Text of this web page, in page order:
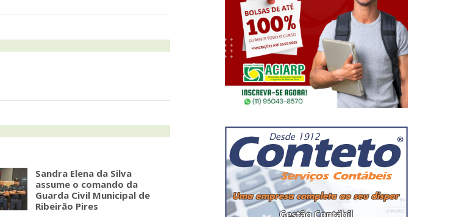
Sandra Elena da Silva
assume o comando da
Guarda Civil Municipal de
Ribeirão Pires